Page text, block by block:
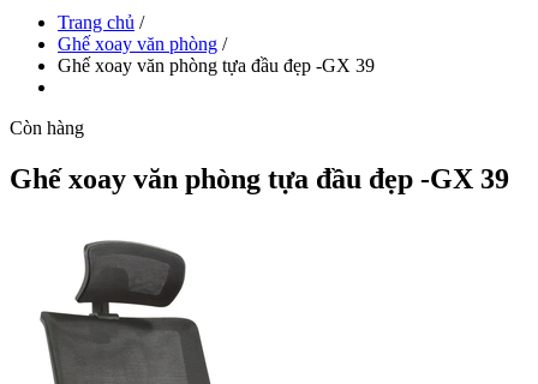
Trang chủ /
Ghế xoay văn phòng /
Ghế xoay văn phòng tựa đầu đẹp -GX 39
Còn hàng
Ghế xoay văn phòng tựa đầu đẹp -GX 39